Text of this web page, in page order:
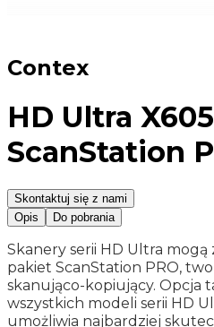
Contex
HD Ultra
ScanStation
Skontaktuj się z nami
Opis
Do pobrania
Skanery serii HD Ultra mogą
pakiet ScanStation PRO,
skanująco-kopiujący. Opcja
wszystkich modeli serii HD
umożliwia najbardziej